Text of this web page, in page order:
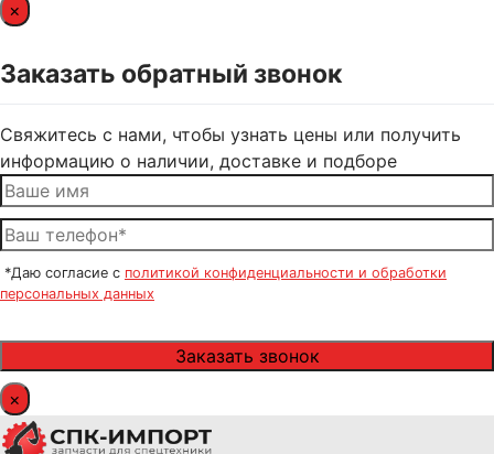
×
Заказать обратный звонок
Свяжитесь с нами, чтобы узнать цены или получить
информацию о наличии, доставке и подборе
*Даю согласие с политикой конфиденциальности и обработки
персональных данных
×